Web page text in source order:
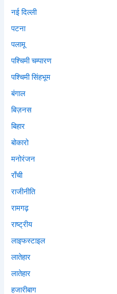
नई दिल्ली
पटना
पलामू
पश्चिमी चम्पारण
पश्चिमी सिंहभूम
बंगाल
बिज़नस
बिहार
बोकारो
मनोरंजन
राँची
राजीनीति
रामगढ़
राष्ट्रीय
लाइफस्टाइल
लातेहार
लातेहार
हजारीबाग